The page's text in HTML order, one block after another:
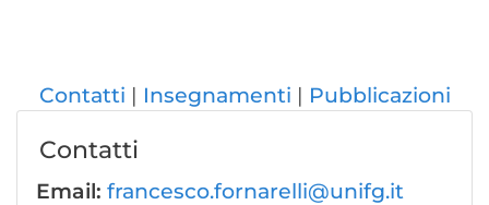
Contatti Insegnamenti Pubblicazioni
Contatti
Email: francesco.fornarelli@unifg.it